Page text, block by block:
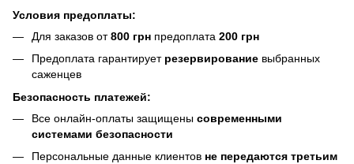
Условия предоплаты:
Для заказов от800 грн предоплата 200 грн
Предоплата гарантирует резервирование выбранных
саженцев
Безопасность платежей:
Все онлайн-оплаты защищены современными
системами безопасности
Персональные данные клиентов не передаются третьим